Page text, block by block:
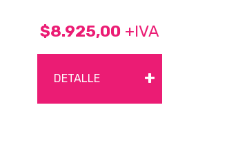
$8.925,00 +IVA
DETALLE +